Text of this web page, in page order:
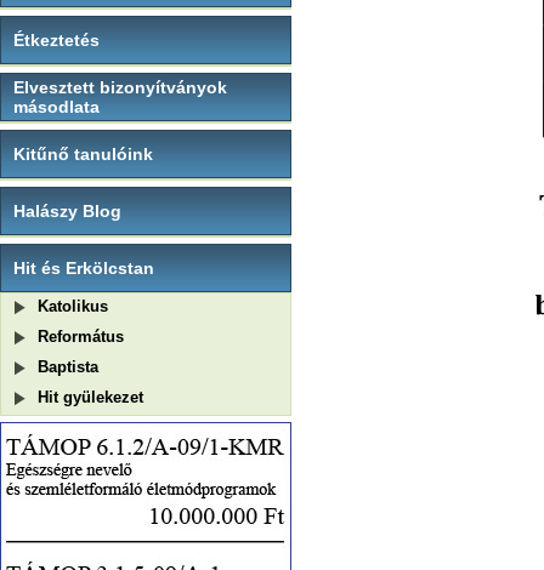
Étkeztetés
Elvesztett bizonyítványok
másodlata
Kitűnő tanulóink
Halászy Blog
Hit és Erkölcstan
Katolikus
Református
Baptista
Hit gyülekezet